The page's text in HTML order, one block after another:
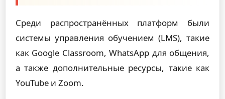
Среди распространённых платформ были
системы управления обучением (LMS), такие
как Google Classroom, WhatsApp для общения,
а также дополнительные ресурсы, такие как
YouTube и Zoom.